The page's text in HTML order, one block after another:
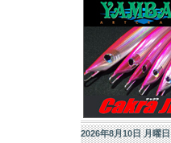
2026年8月10日 月曜日